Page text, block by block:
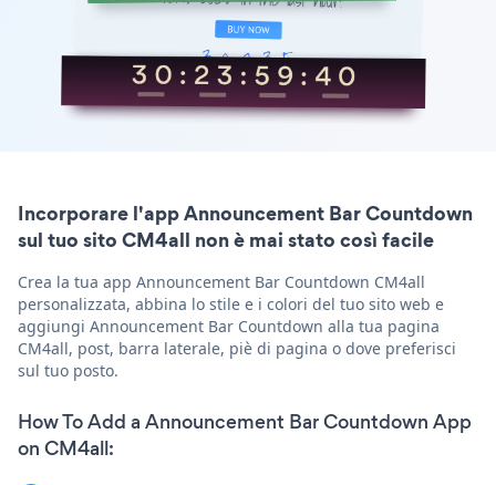
Incorporare l'app Announcement Bar Countdown
sul tuo sito CM4all non è mai stato così facile
Crea la tua app Announcement Bar Countdown CM4all
personalizzata, abbina lo stile e i colori del tuo sito web e
aggiungi Announcement Bar Countdown alla tua pagina
CM4all, post, barra laterale, piè di pagina o dove preferisci
sul tuo posto.
How To Add a Announcement Bar Countdown App
on CM4all: